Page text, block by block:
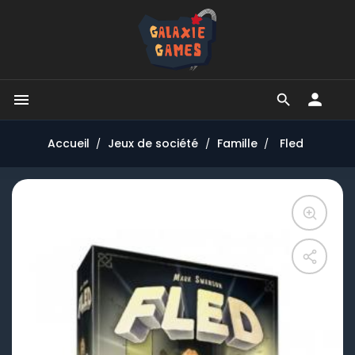


Accueil Jeux de société Famille Fled